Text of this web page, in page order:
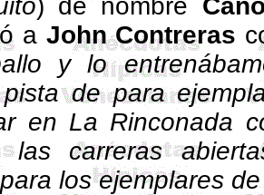
) de nombre
a John Contreras
y lo
de para
en La Rinconada
las carreras
los ejemplares